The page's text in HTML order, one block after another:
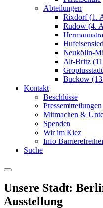
Abteilungen
Rixdorf (1.
Rudow (4.
Neukölln-
Alt-Britz
Buckow
Kontakt
Beschlüsse
Pressemitteilungen
Mitmachen &
Spenden
Wir im Kiez
Info
Suche
Menu
Unsere Stadt:
Ausstellung